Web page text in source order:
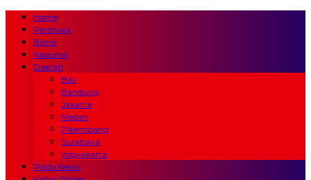
Home
Peristiwa
Bisnis
Nasional
Daerah
Bali
Bandung
Jakarta
Medan
Palembang
Surabaya
Yogyakarta
Polda News